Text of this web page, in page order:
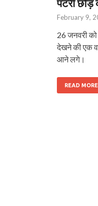
पटरी
February 9,
26 जनवरी
देखने की एक
आने लगे।
READ MORE